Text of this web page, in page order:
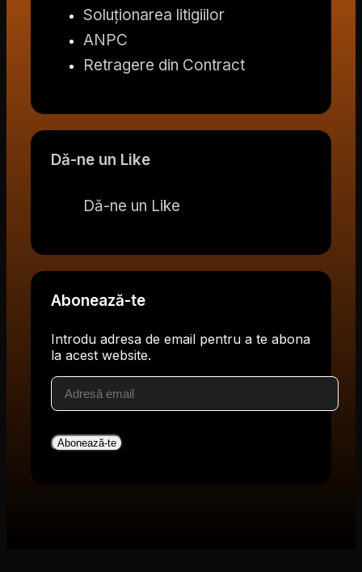
Soluționarea litigiilor
ANPC
Retragere din Contract
Dă-ne un Like
Dă-ne un Like
Abonează-te
Introdu adresa de email pentru a te abona
la acest website.
Adresă
email
Abonează-te